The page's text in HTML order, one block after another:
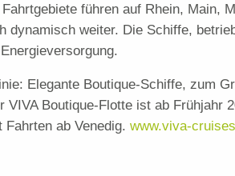
führen auf Rhein, Main,
dynamisch weiter. Die Schiffe,
Elegante Boutique-Schiffe, zum
Boutique-Flotte ist ab Frühjahr
ab Venedig. www.viva-